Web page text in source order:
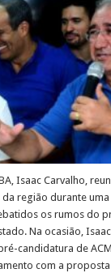
Isaac Carvalho,
região durante
os rumos do
Na ocasião,
candidatura de
com a